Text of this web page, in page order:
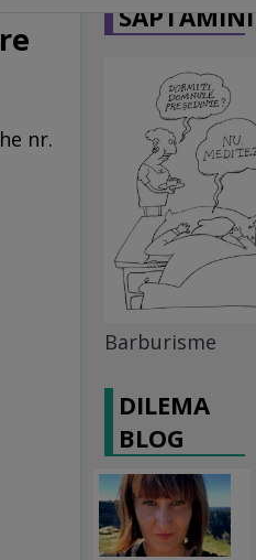
nr.
Barburisme
DILEMA
BLOG